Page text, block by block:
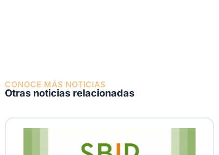
CONOCE MÁS NOTICIAS
Otras noticias relacionadas